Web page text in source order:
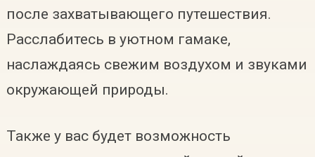
после захватывающего путешествия.
Расслабитесь в уютном гамаке,
наслаждаясь свежим воздухом и звуками
окружающей природы.
Также у вас будет возможность